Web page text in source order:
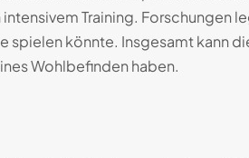
Training. Forschungen
spielen könnte. Insgesamt kann
Wohlbefinden haben.